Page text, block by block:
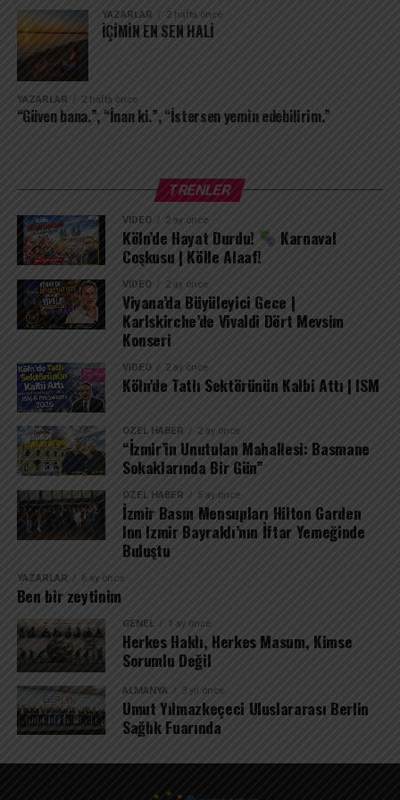
yaşamayı öğrenir. Varsın dünya alışmaktan bahsetsin,
varsın zaman geçsin… İçimdeki sen, bu cehennemin
ortasındaki tek cennetim olarak kalacak. Çünkü seni
içimden uğurlamak, kendimi tamamen yok etmek
demektir; ben seni sakladıkça varım.
YAZARLAR 2 hafta önce
İÇİMİN EN SEN HALİ
YAZARLAR 2 hafta önce
“Güven bana.”, “İnan ki.”, “İstersen yemin edebilirim.”
TRENLER
VIDEO 2 ay önce
Köln’de Hayat Durdu!
Karnaval
Coşkusu | Kölle Alaaf!
VIDEO 2 ay önce
Viyana’da Büyüleyici Gece |
Karlskirche’de Vivaldi Dört Mevsim
Konseri
VIDEO 2 ay önce
Köln’de Tatlı Sektörünün Kalbi Attı | ISM
ÖZEL HABER 2 ay önce
“İzmir’in Unutulan Mahallesi: Basmane
Sokaklarında Bir Gün”
ÖZEL HABER 5 ay önce
İzmir Basın Mensupları Hilton Garden
Inn Izmir Bayraklı’nın İftar Yemeğinde
Buluştu
YAZARLAR 6 ay önce
Ben bir zeytinim
GENEL 1 ay önce
Herkes Haklı, Herkes Masum, Kimse
Sorumlu Değil
ALMANYA 3 yıl önce
Umut Yılmazkeçeci Uluslararası Berlin
Sağlık Fuarında